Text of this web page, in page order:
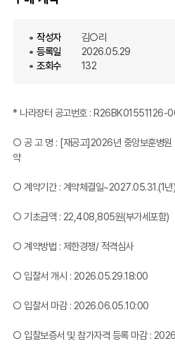
작성자
김○리
등록일
2026.05.29
조회수
132
* 나라장터 공고번호 : R26BK01551126-
○ 공 고 명 : [재공고]2026년 중앙보훈병원
약
○ 계약기간 : 계약체결일~2027.05.31.(1년)
○ 기초금액 : 22,408,805원(부가세포함)
○ 계약방법 : 제한경쟁/ 적격심사
○ 입찰서 개시 : 2026.05.29.18:00
○ 입찰서 마감 : 2026.06.05.10:00
○ 입찰보증서 및 참가자격 등록 마감 :